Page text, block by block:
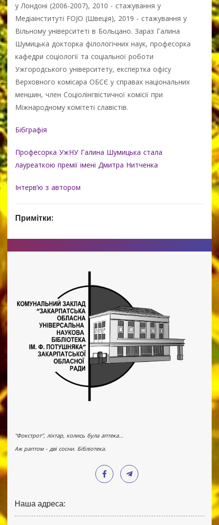
у Лондоні (2006-2007), 2010 - стажування у
Медіаінституті FOJO (Швеція), 2019 - стажування у
Вільному університеті в Больцано. Зараз Галина
Шумицька докторка філологічних наук, професорка
кафедри соціології та соціальної роботи
Ужгородського університету, експертка офісу
Верховного комісара ОБСЄ у справах національних
меншин, член Соціолінгвістичної комісії при
Міжнародному комітеті славістів.
Бібграфія
Професорка УжНУ Галина Шумицька стала
лауреаткою премії імені Дмитра Нитченка
Інтерв’ю з автором
Примітки:
"Фокстрот", ліхтар, колись була аптека...
Аж раптом - дві сосни. Бібліотека.
Наша адреса: